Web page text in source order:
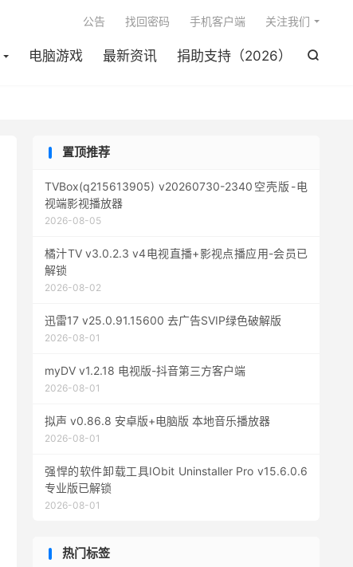

电脑游戏 最新资讯 捐助支持（2026）
公告 找回密码 手机客户端 关注我们
置顶推荐
TVBox(q215613905) v20260730-2340空壳版-电
视端影视播放器
2026-08-05
橘汁TV v3.0.2.3 v4电视直播+影视点播应用-会员已
解锁
2026-08-02
迅雷17 v25.0.91.15600 去广告SVIP绿色破解版
2026-08-01
myDV v1.2.18 电视版-抖音第三方客户端
2026-08-01
拟声 v0.86.8 安卓版+电脑版 本地音乐播放器
2026-08-01
强悍的软件卸载工具IObit Uninstaller Pro v15.6.0.6
专业版已解锁
2026-08-01
热门标签